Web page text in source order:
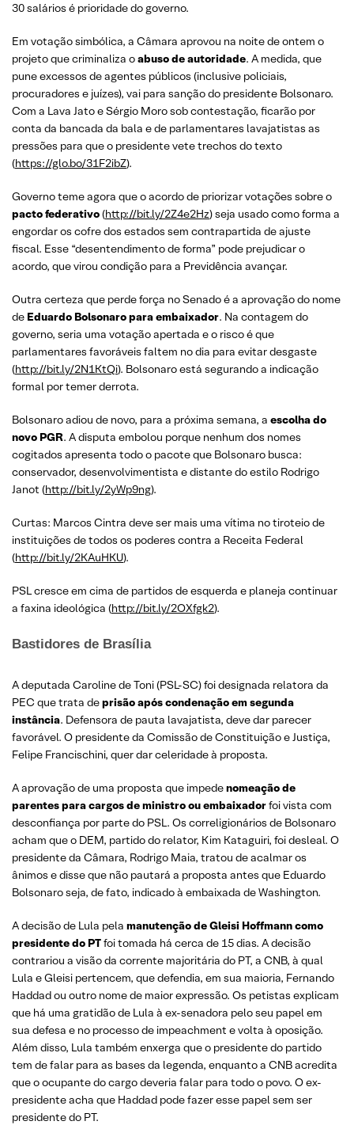
30 salários é prioridade do governo.
Em votação simbólica, a Câmara aprovou na noite de ontem o
projeto que criminaliza oabuso de autoridade. A medida, que
pune excessos de agentes públicos (inclusive policiais,
procuradores e juízes), vai para sanção do presidente Bolsonaro.
Com a Lava Jato e Sérgio Moro sob contestação, ficarão por
conta da bancada da bala e de parlamentares lavajatistas as
pressões para que o presidente vete trechos do texto
(https://glo.bo/31F2ibZ).
Governo teme agora que o acordo de priorizar votações sobre o
pacto federativo(http://bit.ly/2Z4e2Hz) seja usado como forma a
engordar os cofre dos estados sem contrapartida de ajuste
fiscal. Esse “desentendimento de forma” pode prejudicar o
acordo, que virou condição para a Previdência avançar.
Outra certeza que perde força no Senado é a aprovação do nome
de Eduardo Bolsonaro para embaixador. Na contagem do
governo, seria uma votação apertada e o risco é que
parlamentares favoráveis faltem no dia para evitar desgaste
(http://bit.ly/2N1KtQi). Bolsonaro está segurando a indicação
formal por temer derrota.
Bolsonaro adiou de novo, para a próxima semana, a escolha do
novo PGR. A disputa embolou porque nenhum dos nomes
cogitados apresenta todo o pacote que Bolsonaro busca:
conservador, desenvolvimentista e distante do estilo Rodrigo
Janot (http://bit.ly/2yWp9ng).
Curtas: Marcos Cintra deve ser mais uma vítima no tiroteio de
instituições de todos os poderes contra a Receita Federal
(http://bit.ly/2KAuHKU).
PSL cresce em cima de partidos de esquerda e planeja continuar
a faxina ideológica (http://bit.ly/2OXfgk2).
Bastidores de Brasília
A deputada Caroline de Toni (PSL-SC) foi designada relatora da
PEC que trata deprisão após condenação em segunda
instância. Defensora de pauta lavajatista, deve dar parecer
favorável. O presidente da Comissão de Constituição e Justiça,
Felipe Francischini, quer dar celeridade à proposta.
A aprovação de uma proposta que impedenomeação de
parentes para cargos de ministro ou embaixadorfoi vista com
desconfiança por parte do PSL. Os correligionários de Bolsonaro
acham que o DEM, partido do relator, Kim Kataguiri, foi desleal. O
presidente da Câmara, Rodrigo Maia, tratou de acalmar os
ânimos e disse que não pautará a proposta antes que Eduardo
Bolsonaro seja, de fato, indicado à embaixada de Washington.
A decisão de Lula pela manutenção de Gleisi Hoffmann como
presidente do PTfoi tomada há cerca de 15 dias. A decisão
contrariou a visão da corrente majoritária do PT, a CNB, à qual
Lula e Gleisi pertencem, que defendia, em sua maioria, Fernando
Haddad ou outro nome de maior expressão. Os petistas explicam
que há uma gratidão de Lula à ex-senadora pelo seu papel em
sua defesa e no processo de impeachment e volta à oposição.
Além disso, Lula também enxerga que o presidente do partido
tem de falar para as bases da legenda, enquanto a CNB acredita
que o ocupante do cargo deveria falar para todo o povo. O ex-
presidente acha que Haddad pode fazer esse papel sem ser
presidente do PT.